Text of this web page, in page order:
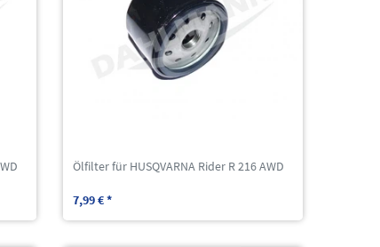
Ölfilter für HUSQVARNA Rider R 216 AWD
7,99 € *